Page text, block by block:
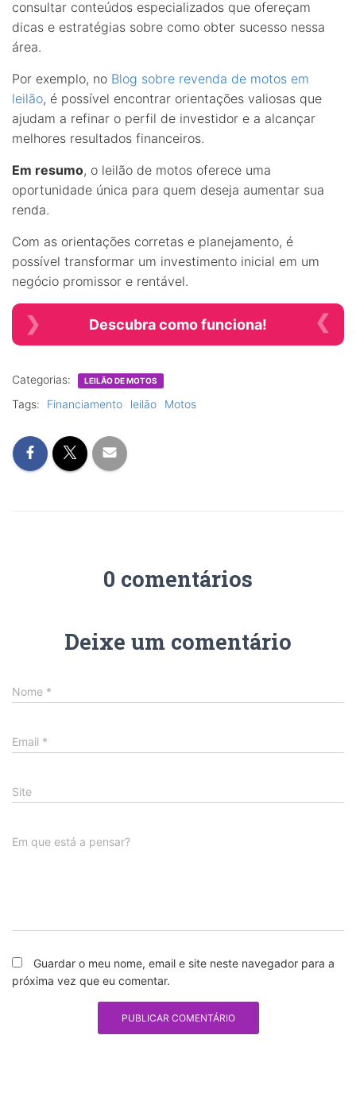
consultar conteúdos especializados que ofereçam
dicas e estratégias sobre como obter sucesso nessa
área.
Por exemplo, no Blog sobre revenda de motos em
leilão, é possível encontrar orientações valiosas que
ajudam a refinar o perfil de investidor e a alcançar
melhores resultados financeiros.
Em resumo, o leilão de motos oferece uma
oportunidade única para quem deseja aumentar sua
renda.
Com as orientações corretas e planejamento, é
possível transformar um investimento inicial em um
negócio promissor e rentável.
Descubra como funciona!
Categorias: LEILÃO DE MOTOS
Tags: Financiamento leilão Motos
0 comentários
Deixe um comentário
Nome *
Email *
Site
Em que está a pensar?
Guardar o meu nome, email e site neste navegador para a
próxima vez que eu comentar.